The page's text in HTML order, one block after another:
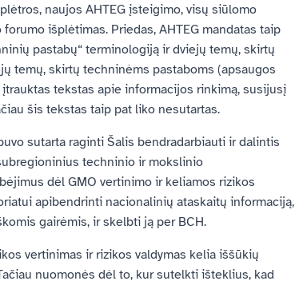
naujos AHTEG įsteigimo, visų siūlomo
išplėtimas. Priedas, AHTEG mandatas taip
pastabų“ terminologiją ir dviejų temų, skirtų
temų, skirtų techninėms pastaboms (apsaugos
tekstas apie informacijos rinkimą, susijusį
šis tekstas taip pat liko nesutartas.
sutarta raginti Šalis bendradarbiauti ir dalintis
techninio ir mokslinio
dėl GMO vertinimo ir keliamos rizikos
apibendrinti nacionalinių ataskaitų informaciją,
gairėmis, ir skelbti ją per BCH.
vertinimas ir rizikos valdymas kelia iššūkių
nuomonės dėl to, kur sutelkti išteklius, kad